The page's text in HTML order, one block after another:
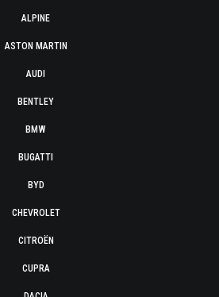
ALPINE
ASTON MARTIN
AUDI
BENTLEY
BMW
BUGATTI
BYD
CHEVROLET
CITROËN
CUPRA